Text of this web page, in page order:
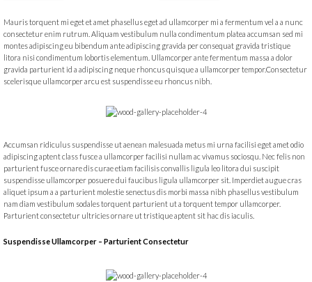
Mauris torquent mi eget et amet phasellus eget ad ullamcorper mi a fermentum vel a a nunc
consectetur enim rutrum. Aliquam vestibulum nulla condimentum platea accumsan sed mi
montes adipiscing eu bibendum ante adipiscing gravida per consequat gravida tristique
litora nisi condimentum lobortis elementum. Ullamcorper ante fermentum massa a dolor
gravida parturient id a adipiscing neque rhoncus quisque a ullamcorper tempor.Consectetur
scelerisque ullamcorper arcu est suspendisse eu rhoncus nibh.
Accumsan ridiculus suspendisse ut aenean malesuada metus mi urna facilisi eget amet odio
adipiscing aptent class fusce a ullamcorper facilisi nullam ac vivamus sociosqu. Nec felis non
parturient fusce ornare dis curae etiam facilisis convallis ligula leo litora dui suscipit
suspendisse ullamcorper posuere dui faucibus ligula ullamcorper sit. Imperdiet augue cras
aliquet ipsum a a parturient molestie senectus dis morbi massa nibh phasellus vestibulum
nam diam vestibulum sodales torquent parturient ut a torquent tempor ullamcorper.
Parturient consectetur ultricies ornare ut tristique aptent sit hac dis iaculis.
Suspendisse Ullamcorper – Parturient Consectetur